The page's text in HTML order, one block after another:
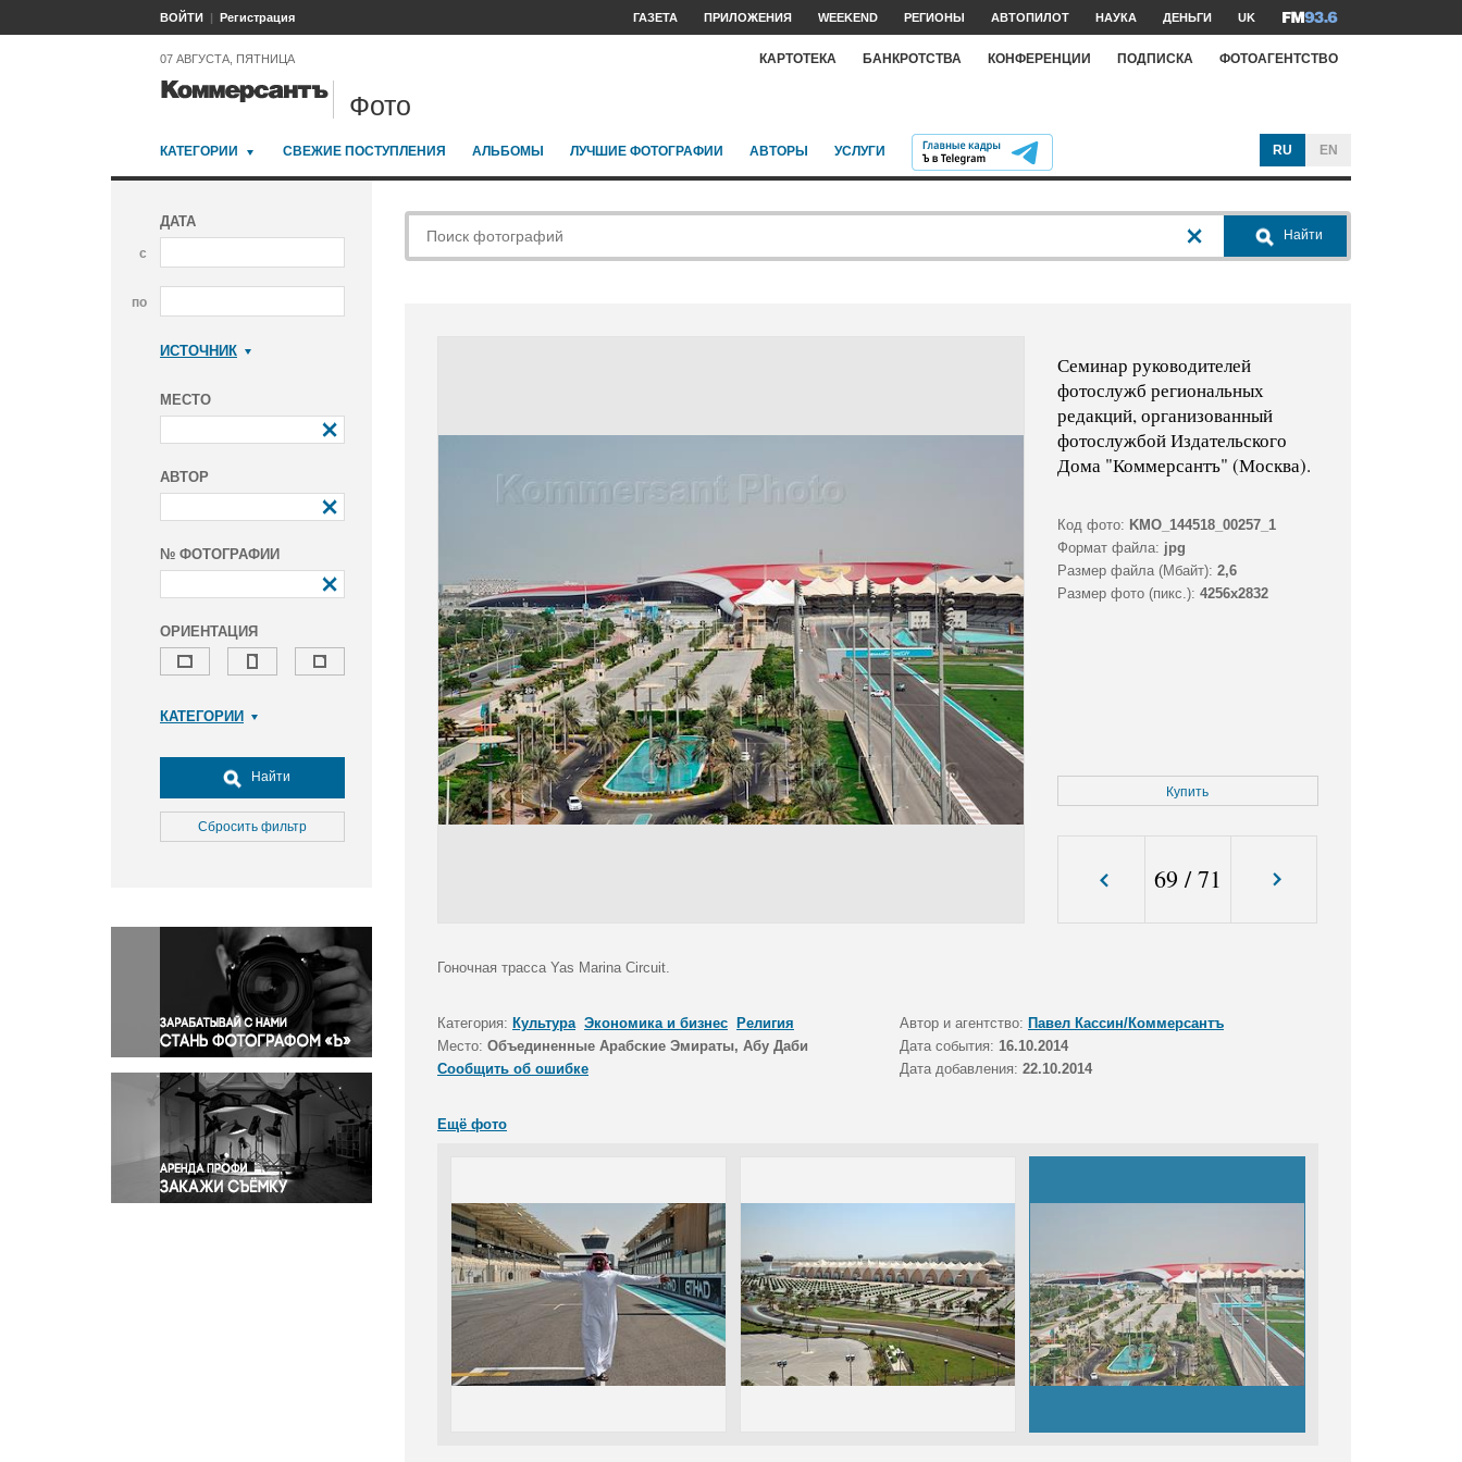
ВОЙТИ Регистрация ГАЗЕТА ПРИЛОЖЕНИЯ WEEKEND РЕГИОНЫ АВТОПИЛОТ НАУКА ДЕНЬГИ UK
07 АВГУСТА, ПЯТНИЦА КАРТОТЕКА БАНКРОТСТВА КОНФЕРЕНЦИИ ПОДПИСКА ФОТОАГЕНТСТВО
Фото
КАТЕГОРИИ СВЕЖИЕ ПОСТУПЛЕНИЯ АЛЬБОМЫ ЛУЧШИЕ ФОТОГРАФИИ АВТОРЫ УСЛУГИ RU EN
ДАТА
с
по
ИСТОЧНИК
МЕСТО
АВТОР
№ ФОТОГРАФИИ
ОРИЕНТАЦИЯ
КАТЕГОРИИ
Досуг, туризм и отдых
Культура
Медицина
Окружающая среда
Политика
Правосудие
Происшествия и конфликты
Религия
Светская жизнь
Спорт
Экология
Экономика и бизнес
Найти
Сбросить фильтр
Найти
Семинар руководителей
фотослужб региональных
редакций, организованный
фотослужбой Издательского
Дома "Коммерсантъ" (Москва).
Код фото: KMO_144518_00257_1
Формат файла: jpg
Размер файла (Мбайт): 2,6
Размер фото (пикс.): 4256x2832
Купить
69 /71
Гоночная трасса Yas Marina Circuit.
Категория: Культура Экономика и бизнес Религия Автор и агентство: Павел Кассин/Коммерсантъ
Место: Объединенные Арабские Эмираты, Абу Даби Дата события: 16.10.2014
Сообщить об ошибке
Дата добавления: 22.10.2014
Ещё фото